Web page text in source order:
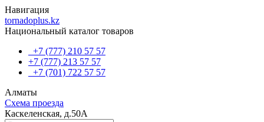
Навигация
tornadoplus.kz
Национальный каталог товаров
+7 (777) 210 57 57
+7 (777) 213 57 57
+7 (701) 722 57 57
Алматы
Схема проезда
Каскеленская, д.50А